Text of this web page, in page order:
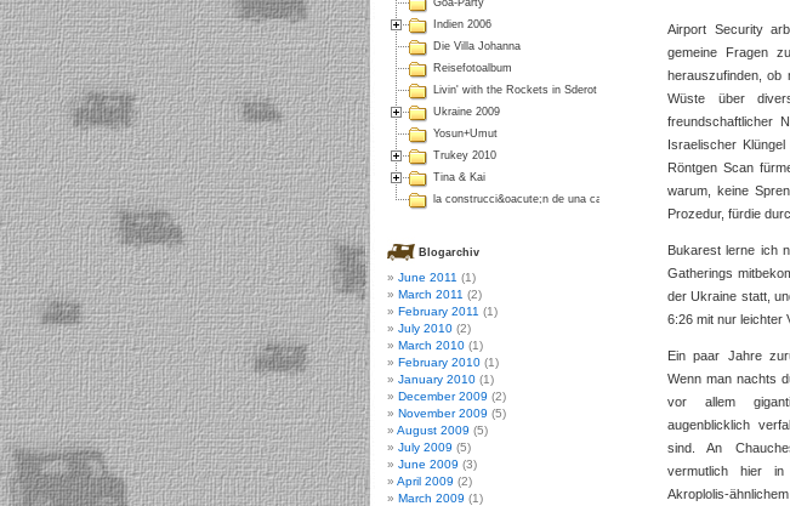
Airport Security
gemeine Fragen
herauszufinden,
Wüste über
freundschaftlicher
Israelischer
Röntgen Scan
warum, keine
Prozedur, fürdie
Bukarest lerne ich
Gatherings
der Ukraine statt,
6:26 mit nur leichter
Ein paar Jahre
Wenn man nachts
vor allem
augenblicklich
sind. An
vermutlich hier in
Akroplolis-
Goa-Party
Indien 2006
Die Villa Johanna
Reisefotoalbum
Livin' with the Rockets in Sderot
Ukraine 2009
Yosun+Umut
Trukey 2010
Tina & Kai
la construcci&oacute;n de una casa en Colombia
Blogarchiv
June 2011 (1)
March 2011 (2)
February 2011 (1)
July 2010 (2)
March 2010 (1)
February 2010 (1)
January 2010 (1)
December 2009 (2)
November 2009 (5)
August 2009 (5)
July 2009 (5)
June 2009 (3)
April 2009 (2)
March 2009 (1)